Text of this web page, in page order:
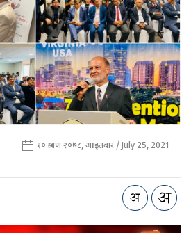
१० श्रावण २०७८, आइतबार / July 25, 2021